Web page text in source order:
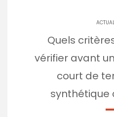
Quels
vérifier avant
court de
synthétique